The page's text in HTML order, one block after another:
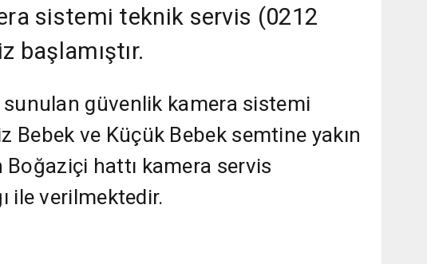
sistemi teknik servis (0212
başlamıştır.
sunulan güvenlik kamera sistemi
ve Küçük Bebek semtine yakın
hattı kamera servis
ile verilmektedir.